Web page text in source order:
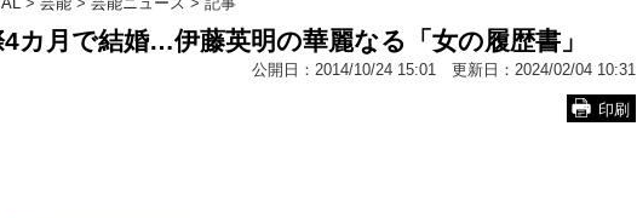
カ月で結婚…伊藤英明の華麗なる「女の履歴書」
公開日： 2014/10/24 15:01 更新日： 2024/02/04 10:31
印刷